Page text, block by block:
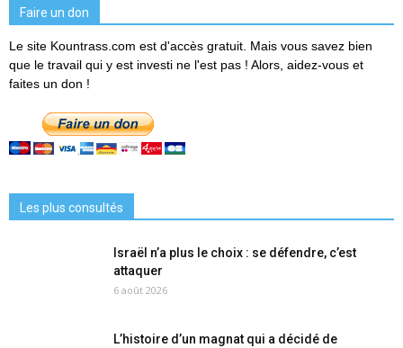
Faire un don
Le site Kountrass.com est d'accès gratuit. Mais vous savez bien
que le travail qui y est investi ne l'est pas ! Alors, aidez-vous et
faites un don !
Les plus consultés
Israël n’a plus le choix : se défendre, c’est
attaquer
6 août 2026
L’histoire d’un magnat qui a décidé de